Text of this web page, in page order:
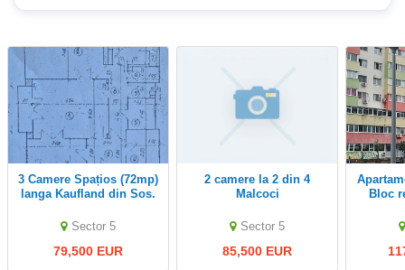
3 Camere Spațios (72mp)
langa Kaufland din Sos.
Investiție sau Locuință
Sector 5
79,500 EUR
2 camere la 2 din 4
Malcoci
Sector 5
85,500 EUR
Apartament cu 3 camere-
Bloc